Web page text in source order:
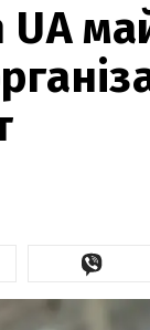
UA